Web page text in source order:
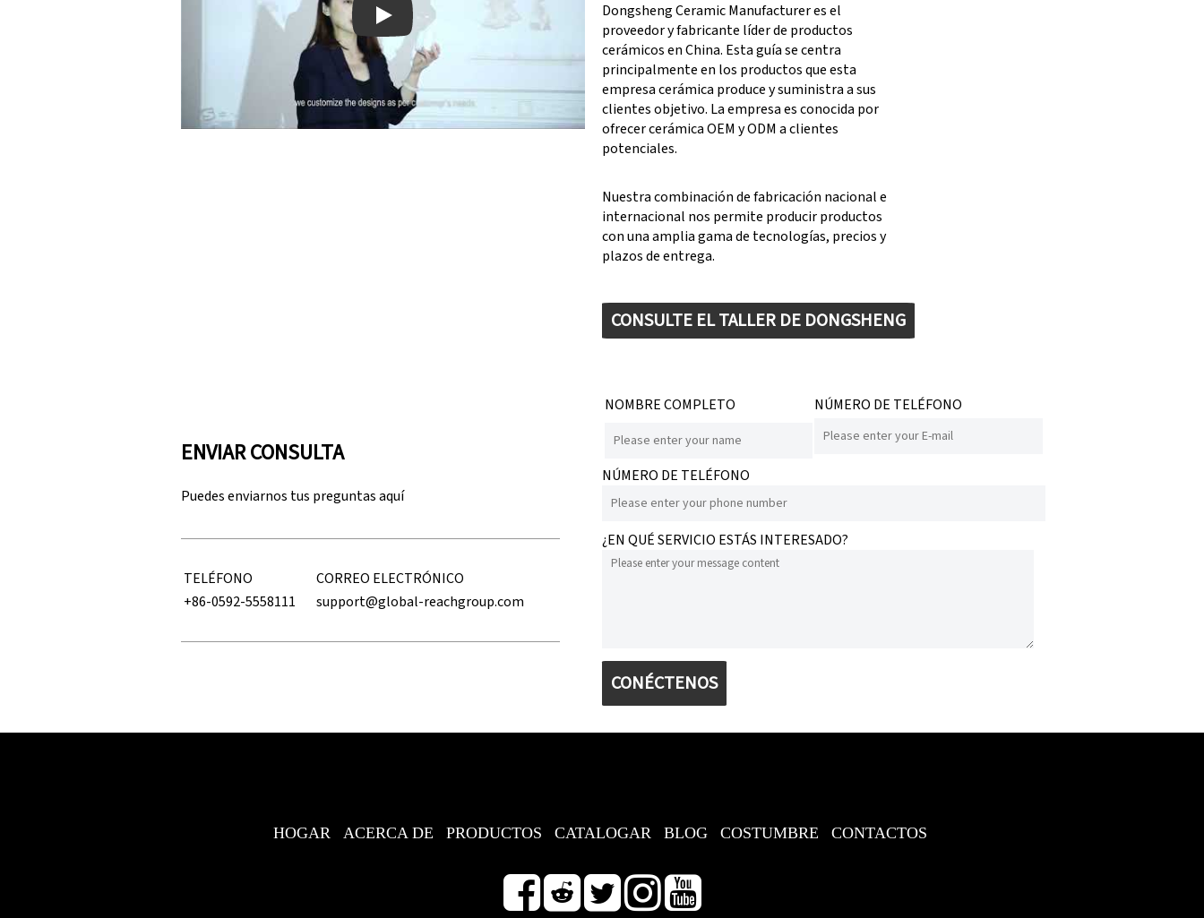
Dongsheng Ceramic Manufacturer es el
proveedor y fabricante líder de productos
cerámicos en China. Esta guía se centra
principalmente en los productos que esta
empresa cerámica produce y suministra a sus
clientes objetivo. La empresa es conocida por
ofrecer cerámica OEM y ODM a clientes
potenciales.
Nuestra combinación de fabricación nacional e
internacional nos permite producir productos
con una amplia gama de tecnologías, precios y
plazos de entrega.
CONSULTE EL TALLER DE DONGSHENG
Play: Keynote (Google I/O '18)
ENVIAR CONSULTA
Puedes enviarnos tus preguntas aquí
TELÉFONO
CORREO ELECTRÓNICO
+86-0592-5558111
support@global-reachgroup.com
NOMBRE COMPLETO NÚMERO DE TELÉFONO
NÚMERO DE TELÉFONO
¿EN QUÉ SERVICIO ESTÁS INTERESADO?
CONÉCTENOS
HOGAR ACERCA DE PRODUCTOS CATALOGAR BLOG COSTUMBRE CONTACTOS